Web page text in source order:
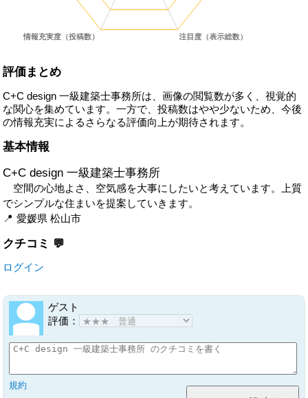
評価まとめ
C+C design 一級建築士事務所は、画像の閲覧数が多く、視覚的
な関心を集めています。一方で、投稿数はやや少ないため、今後
の情報充実によるさらなる評価向上が期待されます。
基本情報
C+C design 一級建築士事務所
空間の心地よさ、空気感を大事にしたいと考えています。上質
でシンプルな住まいを提案していきます。
愛媛県松山市
クチコミ
ログイン
ゲスト
評価：
規約